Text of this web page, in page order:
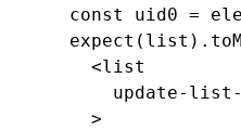
  const
uid0 =
  expect
(list)
    <list
update-
    >